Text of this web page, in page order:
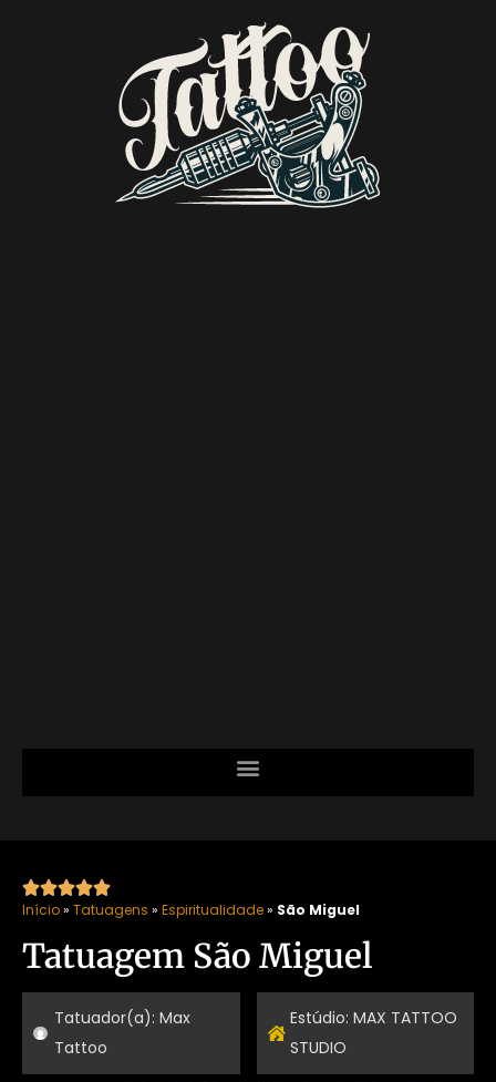

Início» Tatuagens » Espiritualidade» São Miguel
Tatuagem São Miguel
Tatuador(a): Max
Tattoo
Estúdio: MAX TATTOO
STUDIO